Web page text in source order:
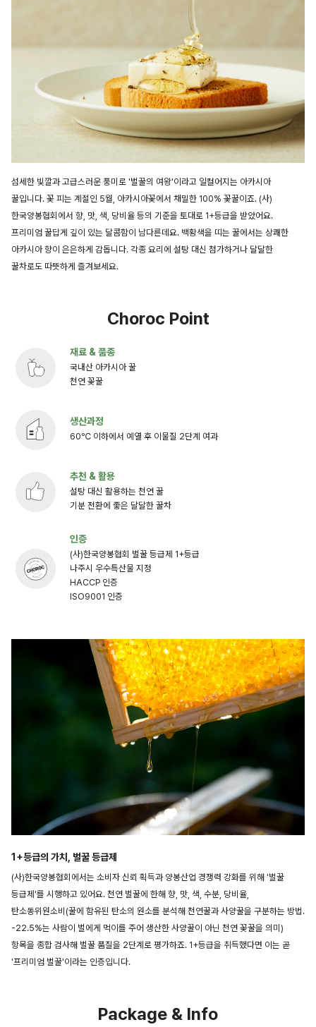
섬세한 빛깔과 고급스러운 풍미로 '벌꿀의 여왕'이라고 일컬어지는 아카시아
꿀입니다. 꽃 피는 계절인 5월, 아카시아꽃에서 채밀한 100% 꽃꿀이죠. (사)
한국양봉협회에서 향, 맛, 색, 당비율 등의 기준을 토대로 1+등급을 받았어요.
프리미엄 꿀답게 깊이 있는 달콤함이 남다른데요. 백황색을 띠는 꿀에서는 상쾌한
아카시아 향이 은은하게 감돕니다. 각종 요리에 설탕 대신 첨가하거나 달달한
꿀차로도 따뜻하게 즐겨보세요.
Choroc Point
재료 & 품종
국내산 아카시아 꿀
천연 꽃꿀
생산과정
60℃ 이하에서 예열 후 이물질 2단계 여과
추천 & 활용
설탕 대신 활용하는 천연 꿀
기분 전환에 좋은 달달한 꿀차
인증
(사)한국양봉협회 벌꿀 등급제 1+등급
나주시 우수특산물 지정
HACCP 인증
ISO9001 인증
1+등급의 가치, 벌꿀 등급제
(사)한국양봉협회에서는 소비자 신뢰 획득과 양봉산업 경쟁력 강화를 위해 '벌꿀
등급제'를 시행하고 있어요. 천연 벌꿀에 한해 향, 맛, 색, 수분, 당비율,
탄소동위원소비(꿀에 함유된 탄소의 원소를 분석해 천연꿀과 사양꿀을 구분하는 방법.
-22.5%는 사람이 벌에게 먹이를 주어 생산한 사양꿀이 아닌 천연 꽃꿀을 의미)
항목을 종합 검사해 벌꿀 품질을 2단계로 평가하죠. 1+등급을 취득했다면 이는 곧
'프리미엄 벌꿀'이라는 인증입니다.
Package & Info